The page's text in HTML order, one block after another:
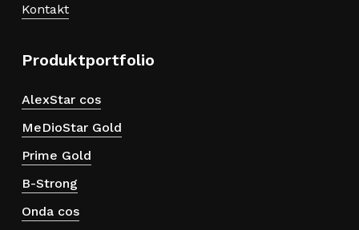
Kontakt
Produktportfolio
AlexStar cos
MeDioStar Gold
Prime Gold
B-Strong
Onda cos